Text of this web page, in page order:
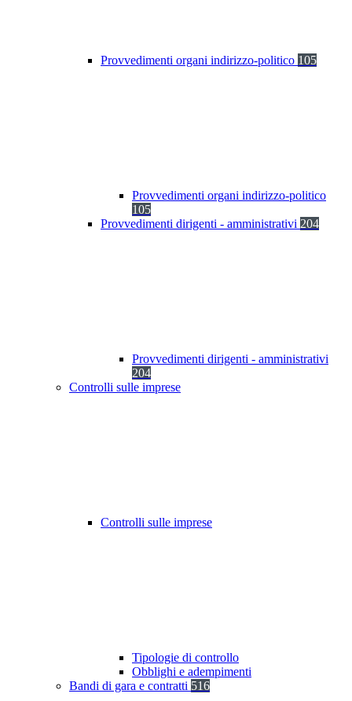
Provvedimenti organi indirizzo-politico 105
Provvedimenti organi indirizzo-politico
105
Provvedimenti dirigenti - amministrativi 204
Provvedimenti dirigenti - amministrativi
204
Controlli sulle imprese
Controlli sulle imprese
Tipologie di controllo
Obblighi e adempimenti
Bandi di gara e contratti 516